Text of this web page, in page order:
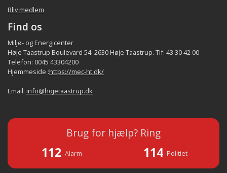
Bliv medlem
Find os
Miljø- og Energicenter
Høje Taastrup Boulevard 54. 2630 Høje Taastrup. Tlf: 43 30 42 00
Telefon: 0045 43304200
Hjemmeside :https://mec-ht.dk/
Email: info@hojetaastrup.dk
Brug for hjælp? Ring
112 Alarm 114 Politiet